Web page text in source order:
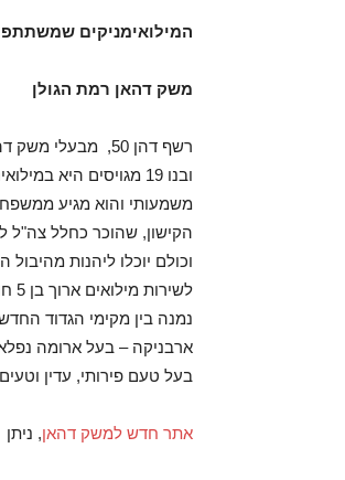
המילואימניקים שמשתתפים בשישי 30.5
משק דהאן רמת הגולן
ובנו 19 מגויסים
משמעותי והוא מגיע
וכולם יוכלו ליהנות
לשירות מילואים ארוך בן 5 חודשים, למשימות הגנה בגבול הצפון כמפקד יחידת סיור לוחמת בגזרת הגולן.
נמנה בין מקימי הגדוד
ארבניקה – בעל ארומה
בעל טעם פירותי, עדין וטעים. שמן זית פח 2 ליטרים 120
אתר חדש למשק דהאן, ניתן